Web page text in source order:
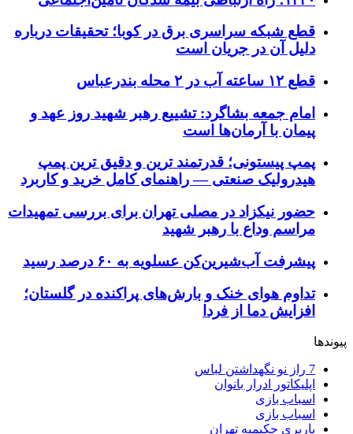
قطع شبکه سراسری برق در کوبا؛ تحقیقات درباره
دلیل آن در جریان است
قطع ۱۲ ساعته آب در ۲ محله بندرعباس
امام جمعه بشاگرد: تشییع رهبر شهید روز عهد و
پیمان با آرمان‌ها است
پمپ پیستونی؛ قدرتمند ترین و دقیق‌ ترین پمپ
هیدرولیک صنعتی — راهنمای کامل خرید و کاربرد
حضور نیکزاد در مصلی تهران برای بررسی تمهیدات
مراسم وداع با رهبر شهید
پیشرفت آب‌شیرین‌کن عسلویه به ۶۰ درصد رسید
تداوم هوای خنک و بارش‌های پراکنده در گلستان؛
افزایش دما از فردا
پیوندها
7 راز نو نگهداشتن لباس
اپلیکاتور ادرار بانوان
اسباب بازی
اسباب بازی
باربری حکیمیه تهران